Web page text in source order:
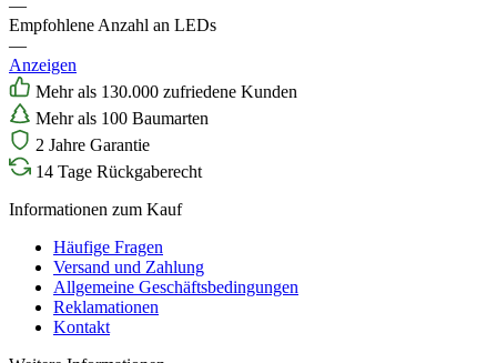
—
Empfohlene Anzahl an LEDs
—
Anzeigen
Mehr als 130.000 zufriedene Kunden
Mehr als 100 Baumarten
2 Jahre Garantie
14 Tage Rückgaberecht
Informationen zum Kauf
Häufige Fragen
Versand und Zahlung
Allgemeine Geschäftsbedingungen
Reklamationen
Kontakt